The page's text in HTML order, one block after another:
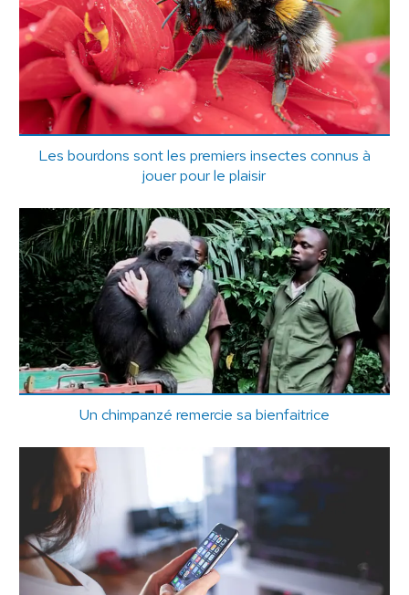
Les bourdons sont les premiers insectes connus à
jouer pour le plaisir
Un chimpanzé remercie sa bienfaitrice